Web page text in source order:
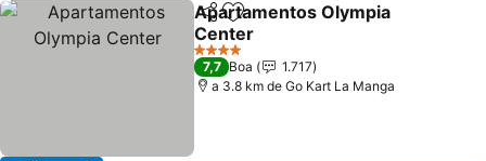
PartilharAdicionar aos favoritos
Apartamentos Olympia
Center
Ver preços
4 Estrelas
7,7 Boa
1.717
a 3.8 km de Go Kart La Manga